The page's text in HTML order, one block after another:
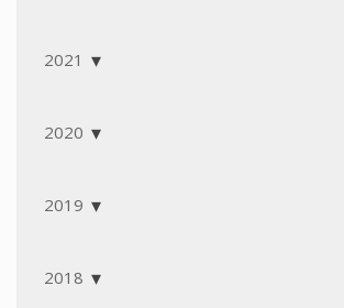
2021
2020
2019
2018